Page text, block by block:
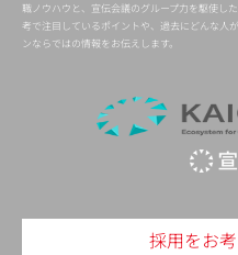
職ノウハウと、宣伝会議のグループ力を駆使し
考で注目しているポイントや、過去にどんな人
ンならではの情報をお伝えします。
採用をお